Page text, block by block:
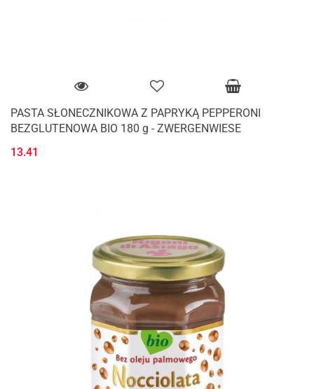
PASTA SŁONECZNIKOWA Z PAPRYKĄ PEPPERONI
BEZGLUTENOWA BIO 180 g - ZWERGENWIESE
13.41